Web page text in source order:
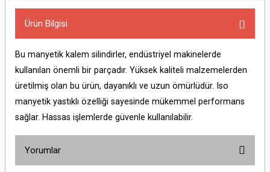
Ürün Bilgisi
Bu manyetik kalem silindirler, endüstriyel makinelerde
kullanılan önemli bir parçadır. Yüksek kaliteli malzemelerden
üretilmiş olan bu ürün, dayanıklı ve uzun ömürlüdür. Iso
manyetik yastıklı özelliği sayesinde mükemmel performans
sağlar. Hassas işlemlerde güvenle kullanılabilir.
Yorumlar